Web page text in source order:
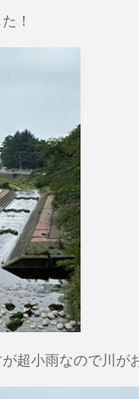
！
超小雨なので川が